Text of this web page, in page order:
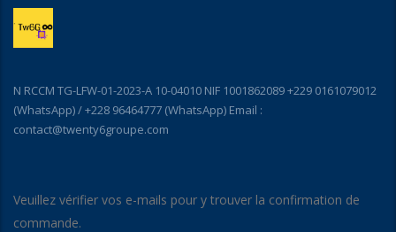
N RCCM TG-LFW-01-2023-A 10-04010 NIF 1001862089 +229 0161079012
(WhatsApp) / +228 96464777 (WhatsApp) Email :
contact@twenty6groupe.com
Veuillez vérifier vos e-mails pour y trouver la confirmation de
commande.